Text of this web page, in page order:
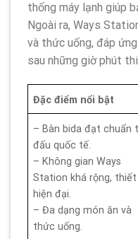
thống máy lạnh giúp
Ngoài ra, Ways
và thức uống, đáp ứng
sau những giờ phút
Đặc điểm nổi bật
– Bàn bida đạt chuẩn
đấu quốc tế.
– Không gian Ways
Station khá rộng, thiết
hiện đại.
– Đa dạng món ăn và
thức uống.